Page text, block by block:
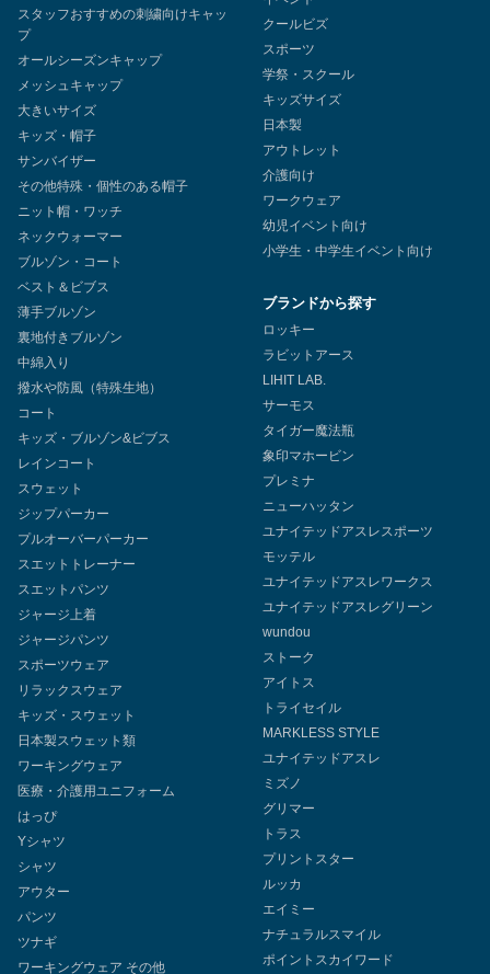
スタッフおすすめの刺繍向けキャッ
プ
オールシーズンキャップ
メッシュキャップ
大きいサイズ
キッズ・帽子
サンバイザー
その他特殊・個性のある帽子
ニット帽・ワッチ
ネックウォーマー
ブルゾン・コート
ベスト＆ビブス
薄手ブルゾン
裏地付きブルゾン
中綿入り
撥水や防風（特殊生地）
コート
キッズ・ブルゾン&ビブス
レインコート
スウェット
ジップパーカー
プルオーバーパーカー
スエットトレーナー
スエットパンツ
ジャージ上着
ジャージパンツ
スポーツウェア
リラックスウェア
キッズ・スウェット
日本製スウェット類
ワーキングウェア
医療・介護用ユニフォーム
はっぴ
Yシャツ
シャツ
アウター
パンツ
ツナギ
ワーキングウェア その他
クールビズ
スポーツ
学祭・スクール
キッズサイズ
日本製
アウトレット
介護向け
ワークウェア
幼児イベント向け
小学生・中学生イベント向け
ブランドから探す
ロッキー
ラビットアース
LIHIT LAB.
サーモス
タイガー魔法瓶
象印マホービン
プレミナ
ニューハッタン
ユナイテッドアスレスポーツ
モッテル
ユナイテッドアスレワークス
ユナイテッドアスレグリーン
wundou
ストーク
アイトス
トライセイル
MARKLESS STYLE
ユナイテッドアスレ
ミズノ
グリマー
トラス
プリントスター
ルッカ
エイミー
ナチュラルスマイル
ポイントスカイワード